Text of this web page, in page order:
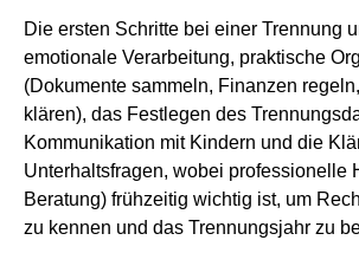
Die ersten Schritte bei einer Trennung
emotionale Verarbeitung, praktische
(Dokumente sammeln, Finanzen
klären), das Festlegen des
Kommunikation mit Kindern und die
Unterhaltsfragen, wobei professionelle
Beratung) frühzeitig wichtig ist, um
zu kennen und das Trennungsjahr zu